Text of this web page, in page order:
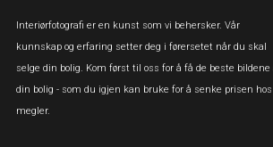
Interiørfotografi er en kunst som vi behersker. Vår
kunnskap og erfaring setter deg i førersetet når du skal
selge din bolig. Kom først til oss for å få de beste bildene
din bolig - som du igjen kan bruke for å senke prisen hos
megler.